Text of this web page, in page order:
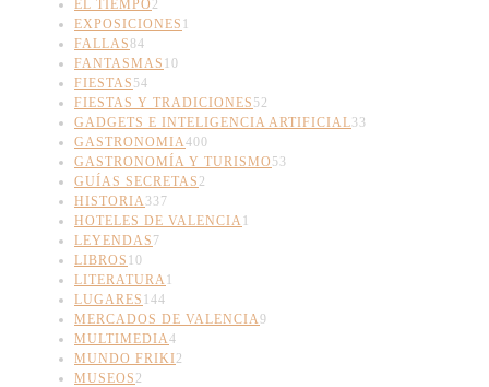
EL TIEMPO 2
EXPOSICIONES 1
FALLAS84
FANTASMAS 10
FIESTAS 54
FIESTAS Y TRADICIONES 52
GADGETS E INTELIGENCIA ARTIFICIAL33
GASTRONOMIA400
GASTRONOMÍA Y TURISMO 53
GUÍAS SECRETAS 2
HISTORIA337
HOTELES DE VALENCIA1
LEYENDAS 7
LIBROS 10
LITERATURA1
LUGARES 144
MERCADOS DE VALENCIA9
MULTIMEDIA4
MUNDO FRIKI2
MUSEOS 2